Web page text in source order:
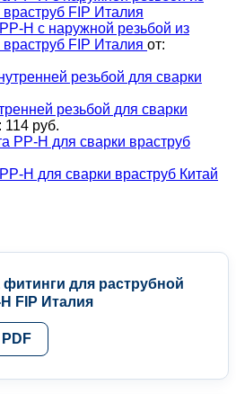
H с наружной резьбой из
FIP Италия от:
резьбой для сварки
114 руб.
H для сварки враструб Китай
фитинги для раструбной
FIP Италия